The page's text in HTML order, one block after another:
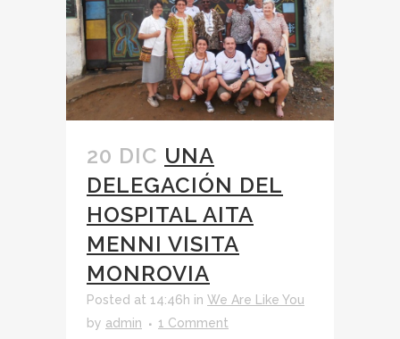
20 DIC UNA
DELEGACIÓN DEL
HOSPITAL AITA
MENNI VISITA
MONROVIA
Posted at 14:46h in We Are Like You
by admin 1 Comment